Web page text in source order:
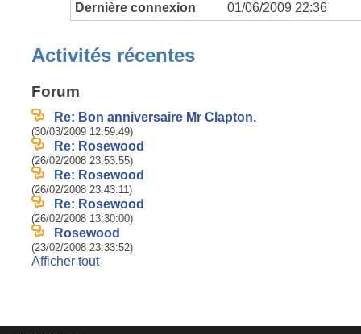
Dernière connexion
01/06/2009 22:36
Activités récentes
Forum
Re: Bon anniversaire Mr Clapton.
(30/03/2009 12:59:49)
Re: Rosewood
(26/02/2008 23:53:55)
Re: Rosewood
(26/02/2008 23:43:11)
Re: Rosewood
(26/02/2008 13:30:00)
Rosewood
(23/02/2008 23:33:52)
Afficher tout